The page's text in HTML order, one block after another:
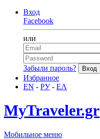
Вход
Facebook
или
Забыли пароль?
Избранное
EN - РУ- ΕΛ
MyTraveler.gr
Мобильное меню